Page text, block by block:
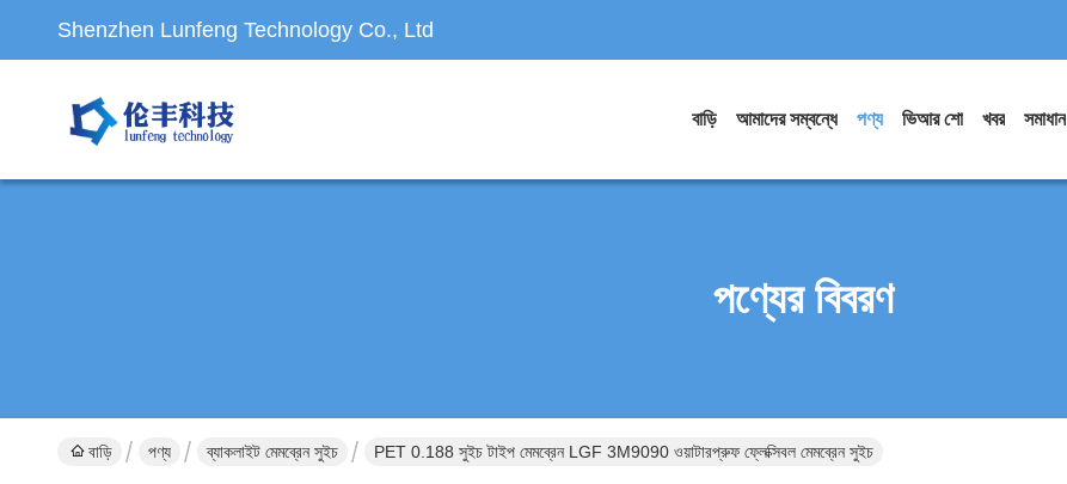
Shenzhen Lunfeng Technology Co., Ltd
বাড়ি আমাদের সম্বন্ধে পণ্য ভিআর শো খবর সমাধান
পণ্যের বিবরণ
বাড়ি পণ্য ব্যাকলাইট মেমব্রেন সুইচ PET 0.188 সুইচ টাইপ মেমব্রেন LGF 3M9090 ওয়াটারপ্রুফ ফ্লেক্সিবল মেমব্রেন সুইচ